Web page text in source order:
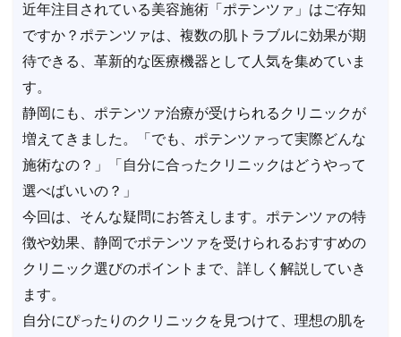
近年注目されている美容施術「ポテンツァ」はご存知
ですか？ポテンツァは、複数の肌トラブルに効果が期
待できる、革新的な医療機器として人気を集めていま
す。
静岡にも、ポテンツァ治療が受けられるクリニックが
増えてきました。「でも、ポテンツァって実際どんな
施術なの？」「自分に合ったクリニックはどうやって
選べばいいの？」
今回は、そんな疑問にお答えします。ポテンツァの特
徴や効果、静岡でポテンツァを受けられるおすすめの
クリニック選びのポイントまで、詳しく解説していき
ます。
自分にぴったりのクリニックを見つけて、理想の肌を